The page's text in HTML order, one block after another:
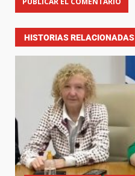
HISTORIAS RELACIONADAS